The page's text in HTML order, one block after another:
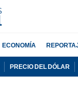
ECONOMÍA
PRECIO DEL DÓLAR